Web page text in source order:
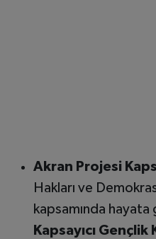
Akran Projesi
Hakları ve
kapsamında hayata
Kapsayıcı Gençlik